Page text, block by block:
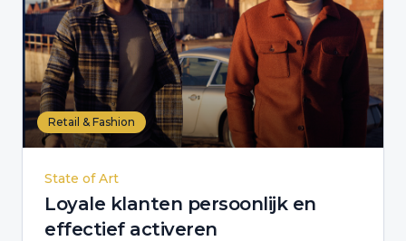
Retail & Fashion
State of Art
Loyale klanten persoonlijk en
effectief activeren